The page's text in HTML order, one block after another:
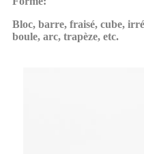
Bloc, barre, fraisé, cube,
boule, arc, trapèze, etc.